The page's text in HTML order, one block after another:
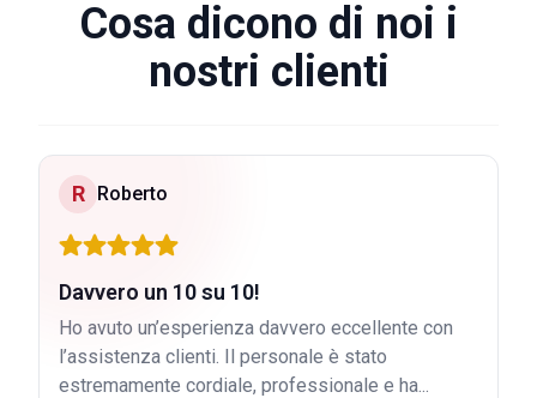
Cosa dicono di noi i
nostri clienti
R Roberto
Davvero un 10 su 10!
Ho avuto un’esperienza davvero eccellente con
l’assistenza clienti. Il personale è stato
estremamente cordiale, professionale e ha...